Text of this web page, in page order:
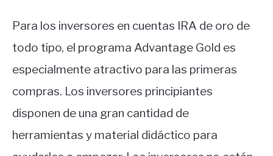
Para los inversores en cuentas IRA de oro de
todo tipo, el programa Advantage Gold es
especialmente atractivo para las primeras
compras. Los inversores principiantes
disponen de una gran cantidad de
herramientas y material didáctico para